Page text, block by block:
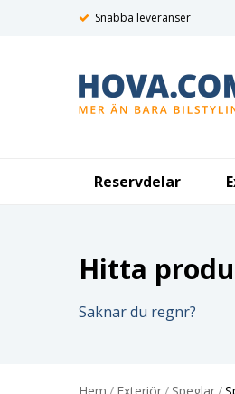
Snabba leveranser
Reservdelar
Hitta
Saknar du regnr?